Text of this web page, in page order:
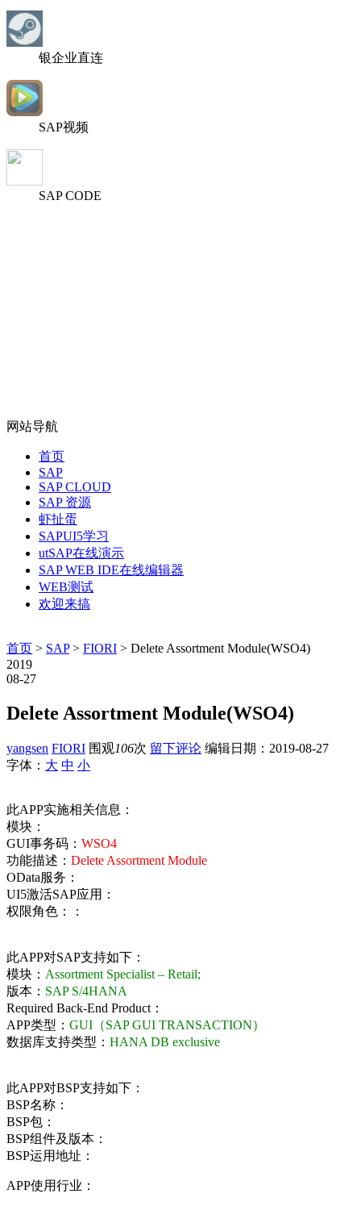
银企业直连
SAP视频
SAP CODE
网站导航
首页
SAP
SAP CLOUD
SAP 资源
虾扯蛋
SAPUI5学习
utSAP在线演示
SAP WEB IDE在线编辑器
WEB测试
欢迎来搞
首页 > SAP> FIORI > Delete Assortment Module(WSO4)
2019
08-27
Delete Assortment Module(WSO4)
yangsen FIORI 围观106次 留下评论 编辑日期： 2019-08-27
字体： 大 中 小
此APP实施相关信息：
模块：
GUI事务码： WSO4
功能描述： Delete Assortment Module
OData服务：
UI5激活SAP应用：
权限角色：：
此APP对SAP支持如下：
模块： Assortment Specialist – Retail;
版本： SAP S/4HANA
Required Back-End Product：
APP类型： GUI（SAP GUI TRANSACTION）
数据库支持类型： HANA DB exclusive
此APP对BSP支持如下：
BSP名称：
BSP包：
BSP组件及版本：
BSP运用地址：
APP使用行业：